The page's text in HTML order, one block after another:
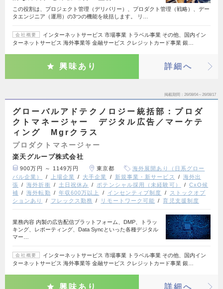
この役割は、プロジェクト管理（デリバリー）、プロダクト管理（戦略）、デー
タエンジニア（運用）の3つの機能を統括します。 リ…
会社概要
インターネットサービス 市場事業 トラベル事業 その他、国内イン
ターネットサービス 海外事業等 金融サービス クレジットカード事業 銀…
興味あり 詳細へ
掲載期間 26/08/04～26/08/17
グローバルアドテクノロジー統括部：プロダ
クトマネージャー デジタル広告／マーケテ
ィング Mgrクラス
プロダクトマネージャー
楽天グループ株式会社
900万円 ～ 1149万円 東京都
海外展開あり（日系グロー
バル企業）
上場企業 大手企業 新規事業・新サービス
海外出
張
海外折衝 土日祝休み ポテンシャル採用（未経験可）
CxO候
補
海外転勤 年収600万以上 インセンティブ制度
ストックオプ
ションあり
フレックス勤務 リモートワーク可能 育児支援制度
業務内容 内製の広告配信プラットフォーム、DMP、トラッ
キング、レポーティング、Data Syncといった各種デジタル
マー…
会社概要
インターネットサービス 市場事業 トラベル事業 その他、国内イン
ターネットサービス 海外事業等 金融サービス クレジットカード事業 銀…
興味あり 詳細へ